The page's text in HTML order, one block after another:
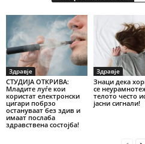
Здравје
СТУДИЈА ОТКРИВА:
Младите луѓе кои
користат електронски
цигари побрзо
остануваат без здив и
имаат послаба
здравствена состојба!
Здравје
Знаци дека
се
телото често
јасни сигнали!